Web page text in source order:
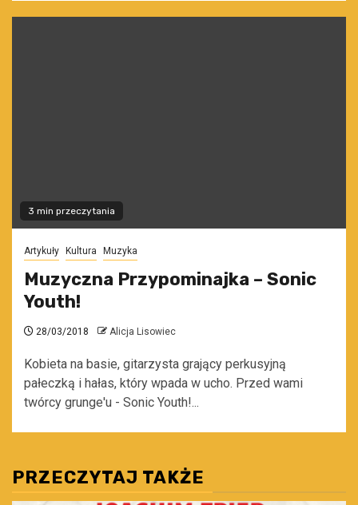
3 min przeczytania
Artykuły Kultura Muzyka
Muzyczna Przypominajka – Sonic
Youth!
28/03/2018 Alicja Lisowiec
Kobieta na basie, gitarzysta grający perkusyjną
pałeczką i hałas, który wpada w ucho. Przed wami
twórcy grunge'u - Sonic Youth!...
PRZECZYTAJ TAKŻE